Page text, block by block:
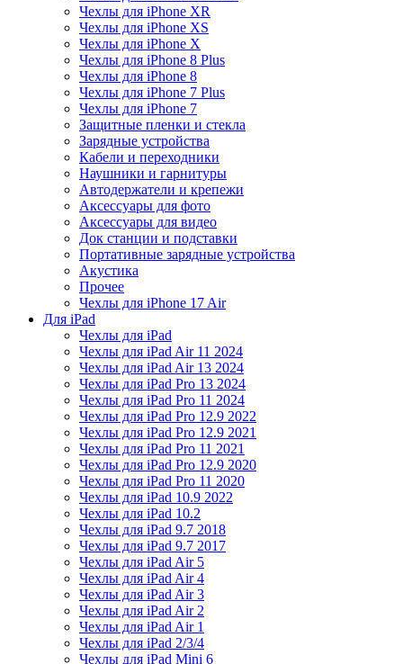
Чехлы для iPhone XR
Чехлы для iPhone XS
Чехлы для iPhone X
Чехлы для iPhone 8 Plus
Чехлы для iPhone 8
Чехлы для iPhone 7 Plus
Чехлы для iPhone 7
Защитные пленки и стекла
Зарядные устройства
Кабели и переходники
Наушники и гарнитуры
Автодержатели и крепежи
Аксессуары для фото
Аксессуары для видео
Док станции и подставки
Портативные зарядные устройства
Акустика
Прочее
Чехлы для iPhone 17 Air
Для iPad
Чехлы для iPad
Чехлы для iPad Air 11 2024
Чехлы для iPad Air 13 2024
Чехлы для iPad Pro 13 2024
Чехлы для iPad Pro 11 2024
Чехлы для iPad Pro 12.9 2022
Чехлы для iPad Pro 12.9 2021
Чехлы для iPad Pro 11 2021
Чехлы для iPad Pro 12.9 2020
Чехлы для iPad Pro 11 2020
Чехлы для iPad 10.9 2022
Чехлы для iPad 10.2
Чехлы для iPad 9.7 2018
Чехлы для iPad 9.7 2017
Чехлы для iPad Air 5
Чехлы для iPad Air 4
Чехлы для iPad Air 3
Чехлы для iPad Air 2
Чехлы для iPad Air 1
Чехлы для iPad 2/3/4
Чехлы для iPad Mini 6